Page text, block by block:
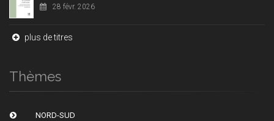
28 févr. 2026
plus de titres
Thèmes
NORD-SUD